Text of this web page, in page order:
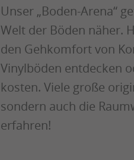
Unser „Boden-Arena“
Welt der Böden näher.
den Gehkomfort von
Vinylböden entdecken
kosten. Viele große
sondern auch die
erfahren!